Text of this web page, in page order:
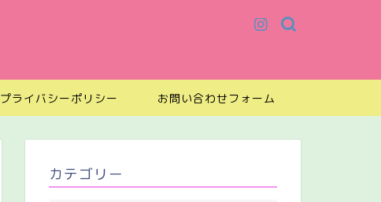
プライバシーポリシー お問い合わせフォーム
カテゴリー